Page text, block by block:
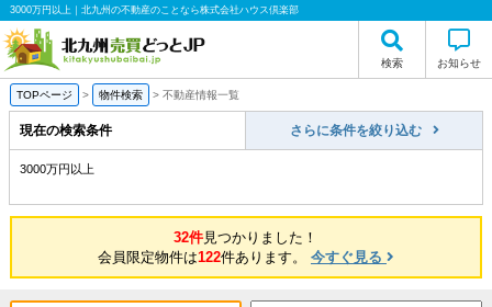
3000万円以上｜北九州の不動産のことなら株式会社ハウス倶楽部
検索 お知らせ
TOPページ > 物件検索 > 不動産情報一覧
現在の検索条件 さらに条件を絞り込む
3000万円以上
32件見つかりました！
会員限定物件は122件あります。 今すぐ見る